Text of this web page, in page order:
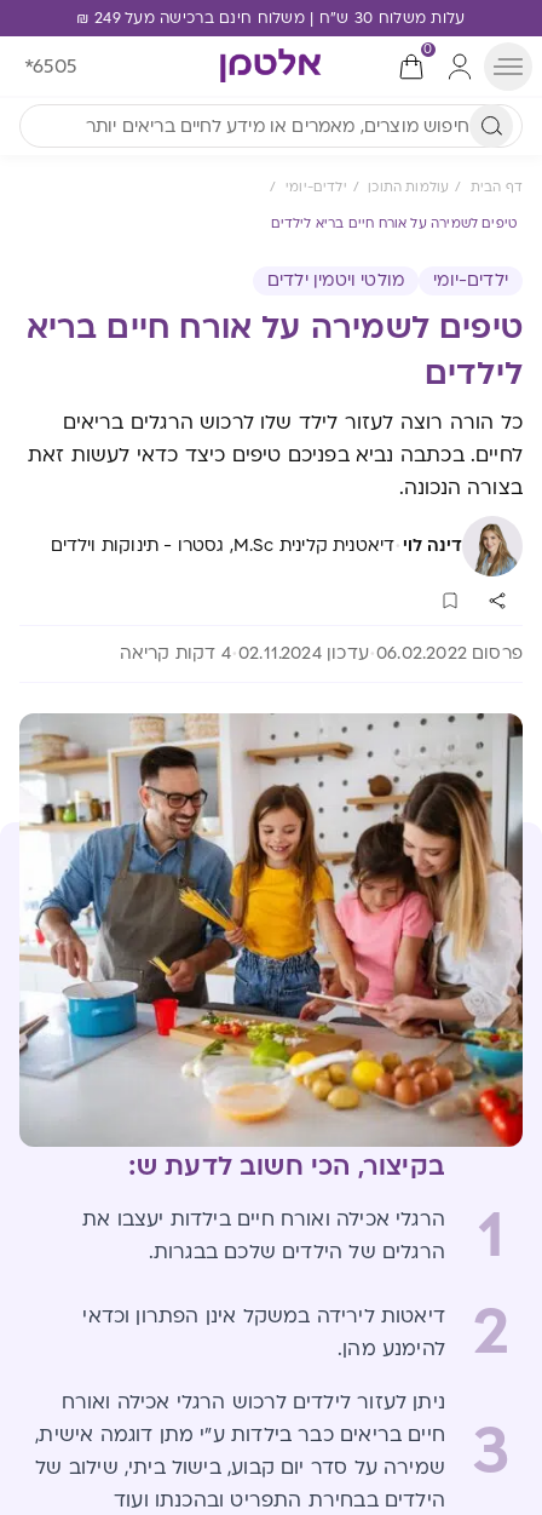
עלות משלוח 30 ש"ח | משלוח חינם ברכישה מעל 249 ₪
0
*6505
דף הבית עולמות התוכן ילדים-יומי
טיפים לשמירה על אורח חיים בריא לילדים
ילדים-יומי מולטי ויטמין ילדים
טיפים לשמירה על אורח חיים בריא
לילדים
כל הורה רוצה לעזור לילד שלו לרכוש הרגלים בריאים
לחיים. בכתבה נביא בפניכם טיפים כיצד כדאי לעשות זאת
בצורה הנכונה.
דינה לוי ·דיאטנית קלינית M.Sc, גסטרו - תינוקות וילדים
פרסום 06.02.2022 עדכון 02.11.2024 4 דקות קריאה
בקיצור, הכי חשוב לדעת ש:
1
הרגלי אכילה ואורח חיים בילדות יעצבו את
הרגלים של הילדים שלכם בבגרות.
2
דיאטות לירידה במשקל אינן הפתרון וכדאי
להימנע מהן.
3
ניתן לעזור לילדים לרכוש הרגלי אכילה ואורח
חיים בריאים כבר בילדות ע"י מתן דוגמה אישית,
שמירה על סדר יום קבוע, בישול ביתי, שילוב של
הילדים בבחירת התפריט ובהכנתו ועוד